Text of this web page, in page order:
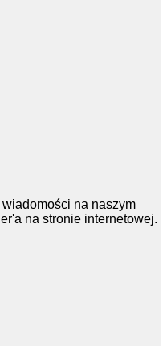
na naszym
na stronie internetowej.